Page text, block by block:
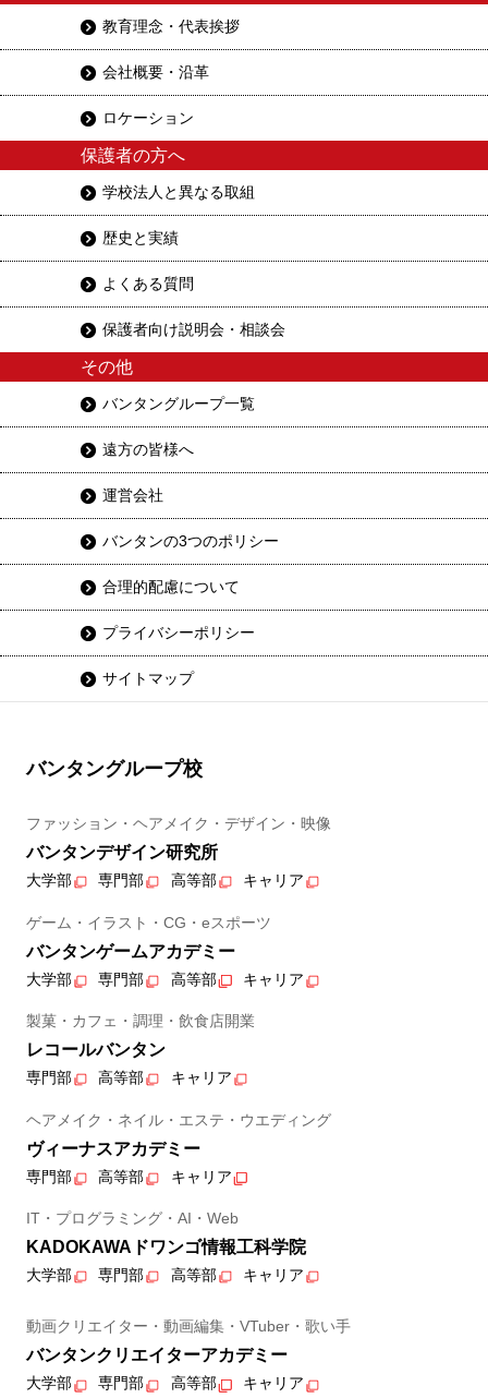
教育理念・代表挨拶
会社概要・沿革
ロケーション
保護者の方へ
学校法人と異なる取組
歴史と実績
よくある質問
保護者向け説明会・相談会
その他
バンタングループ一覧
遠方の皆様へ
運営会社
バンタンの3つのポリシー
合理的配慮について
プライバシーポリシー
サイトマップ
バンタングループ校
ファッション・ヘアメイク・デザイン・映像
バンタンデザイン研究所
大学部 専門部 高等部 キャリア
ゲーム・イラスト・CG・eスポーツ
バンタンゲームアカデミー
大学部 専門部 高等部 キャリア
製菓・カフェ・調理・飲食店開業
レコールバンタン
専門部 高等部 キャリア
ヘアメイク・ネイル・エステ・ウエディング
ヴィーナスアカデミー
専門部 高等部 キャリア
IT・プログラミング・AI・Web
KADOKAWAドワンゴ情報工科学院
大学部 専門部 高等部 キャリア
動画クリエイター・動画編集・VTuber・歌い手
バンタンクリエイターアカデミー
大学部 専門部 高等部 キャリア